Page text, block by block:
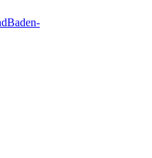
Baden-